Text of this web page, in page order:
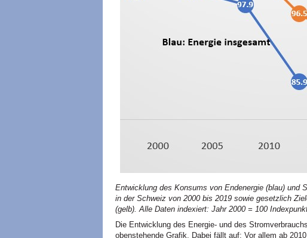
Entwicklung des Konsums von Endenergie (blau) und
in der Schweiz von 2000 bis 2019 sowie gesetzlich
(gelb). Alle Daten indexiert: Jahr 2000 = 100
Die Entwicklung des Energie- und des
obenstehende Grafik. Dabei fällt auf: Vor allem ab